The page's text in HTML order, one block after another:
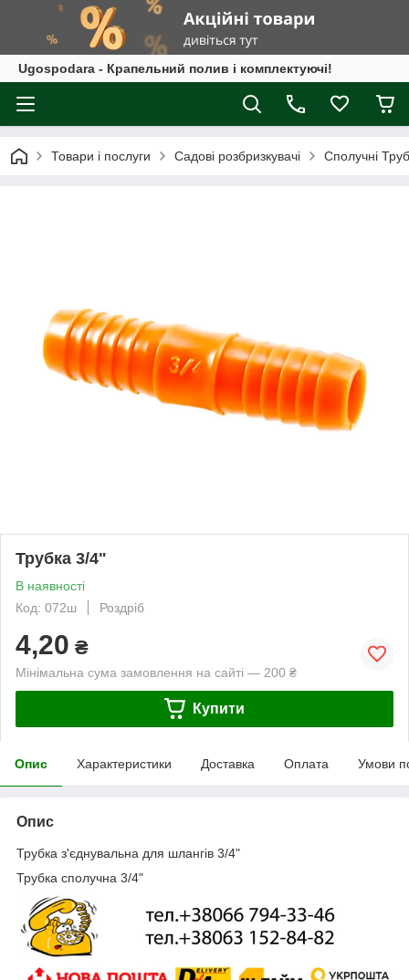
Ugospodara - Крапельний полив і комплектуючі!
Товари і послуги Садові розбризкувачі Сполучні
Трубка 3/4"
В наявності
Код: 072ш
Роздріб
4,20 ₴
Мінімальна сума замовлення на сайті — 200 ₴
Купити
Опис Характеристики Доставка Оплата Умови
Опис
Трубка з'єднувальна для шлангів 3/4"
Трубка сполучна 3/4"